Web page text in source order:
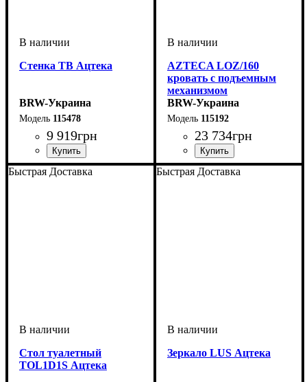
Стенка ТВ Ацтека
BRW-Украина
115478
9 919грн
ширина, мм: 1500
высота, мм: 430
глубина, мм: 470
AZTECA LOZ/160
кровать с подъемным
механизмом
BRW-Украина
115192
23 734грн
ширина, мм: 1650
высота, мм: 350-860
глубина, мм: 2140
Быстрая Доставка
Стол туалетный
TOL1D1S Ацтека
Быстрая Доставка
Зеркало LUS Ацтека